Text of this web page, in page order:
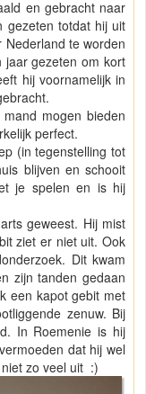
en gebracht naar
gezeten totdat hij uit
te worden
gezeten om kort
hij voornamelijk in
mogen bieden
perfect.
(in tegenstelling tot
blijven en schooit
je spelen en is hij
geweest. Hij mist
ziet er niet uit. Ook
Dit kwam
zijn tanden gedaan
een kapot gebit met
zenuw. Bij
In Roemenie is hij
dat hij wel
zo veel uit :)